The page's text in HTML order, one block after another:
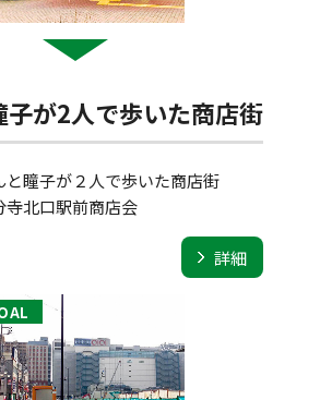
子が2人で歩いた商店街
と瞳子が２人で歩いた商店街
寺北口駅前商店会
詳細